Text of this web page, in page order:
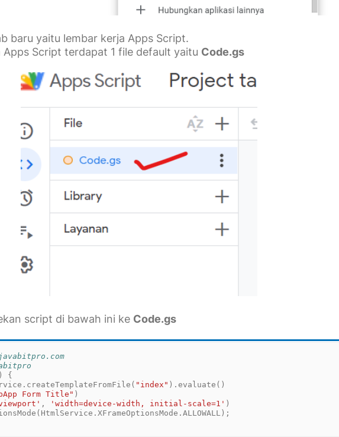
baru yaitu lembar kerja Apps Script.
Apps Script terdapat 1 file default yaitu Code.gs
script di bawah ini ke Code.gs
{
"index" ).evaluate()
Form Title" )
, 'width=device-width, initial-scale=1' )